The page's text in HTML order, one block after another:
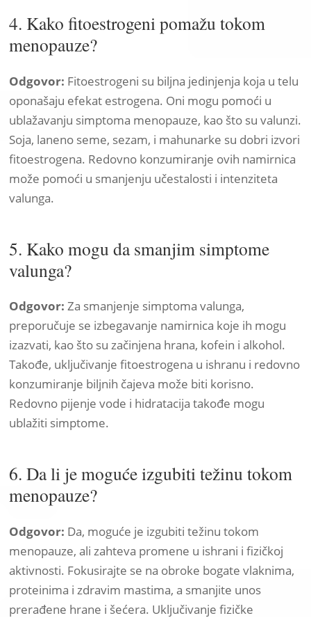
4. Kako fitoestrogeni pomažu tokom
menopauze?
Odgovor: Fitoestrogeni su biljna jedinjenja koja u telu
oponašaju efekat estrogena. Oni mogu pomoći u
ublažavanju simptoma menopauze, kao što su valunzi.
Soja, laneno seme, sezam, i mahunarke su dobri izvori
fitoestrogena. Redovno konzumiranje ovih namirnica
može pomoći u smanjenju učestalosti i intenziteta
valunga.
5. Kako mogu da smanjim simptome
valunga?
Odgovor: Za smanjenje simptoma valunga,
preporučuje se izbegavanje namirnica koje ih mogu
izazvati, kao što su začinjena hrana, kofein i alkohol.
Takođe, uključivanje fitoestrogena u ishranu i redovno
konzumiranje biljnih čajeva može biti korisno.
Redovno pijenje vode i hidratacija takođe mogu
ublažiti simptome.
6. Da li je moguće izgubiti težinu tokom
menopauze?
Odgovor: Da, moguće je izgubiti težinu tokom
menopauze, ali zahteva promene u ishrani i fizičkoj
aktivnosti. Fokusirajte se na obroke bogate vlaknima,
proteinima i zdravim mastima, a smanjite unos
prerađene hrane i šećera. Uključivanje fizičke